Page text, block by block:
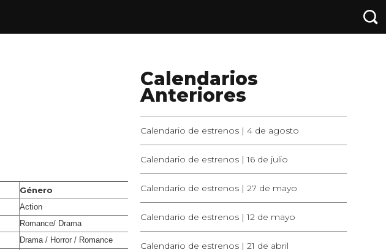
Género
Action
Romance/ Drama
Drama / Horror / Romance
Calendarios
Anteriores
Calendario de estrenos | 4 de agosto
Calendario de estrenos | 16 de julio
Calendario de estrenos | 27 de mayo
Calendario de estrenos | 12 de mayo
Calendario de estrenos | 21 de abril